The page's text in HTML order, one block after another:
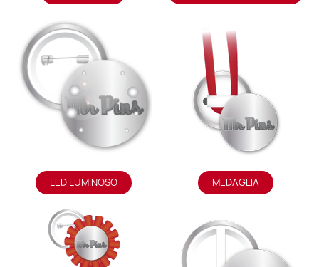
LED LUMINOSO MEDAGLIA